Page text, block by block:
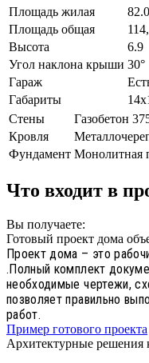
Площадь жилая
Площадь общая
Высота
6.9
Угол наклона крыши 30°
Гараж
Габариты
Стены
Газобетон
Кровля
Фундамент Монолитная
Что входит в
Вы получаете:
Готовый проект дома
Проект дома – это
.Полный комплект
необходимые чертежи,
позволяет правильно
работ.
Пример готового проекта
Архитектурные решения